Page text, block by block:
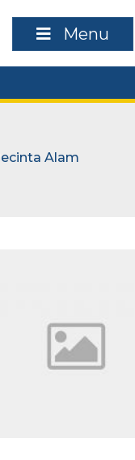
Menu
Alam